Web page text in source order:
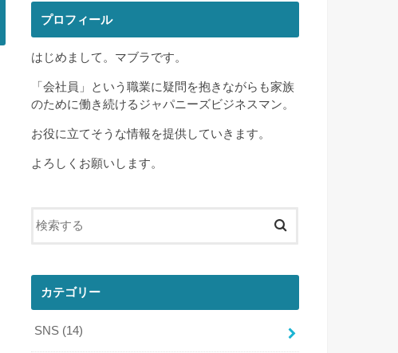
プロフィール
はじめまして。マブラです。
「会社員」という職業に疑問を抱きながらも家族
のために働き続けるジャパニーズビジネスマン。
お役に立てそうな情報を提供していきます。
よろしくお願いします。
カテゴリー
SNS (14)